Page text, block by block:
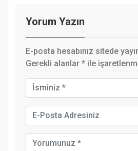
Yorum Yazın
E-posta hesabınız sitede
Gerekli alanlar * ile